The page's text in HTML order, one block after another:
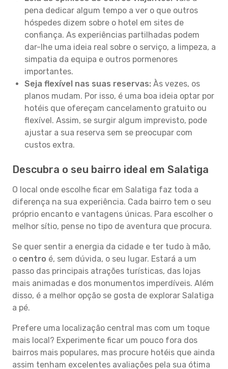
pena dedicar algum tempo a ver o que outros
hóspedes dizem sobre o hotel em sites de
confiança. As experiências partilhadas podem
dar-lhe uma ideia real sobre o serviço, a limpeza, a
simpatia da equipa e outros pormenores
importantes.
Seja flexível nas suas reservas: Às vezes, os
planos mudam. Por isso, é uma boa ideia optar por
hotéis que ofereçam cancelamento gratuito ou
flexível. Assim, se surgir algum imprevisto, pode
ajustar a sua reserva sem se preocupar com
custos extra.
Descubra o seu bairro ideal em Salatiga
O local onde escolhe ficar em Salatiga faz toda a
diferença na sua experiência. Cada bairro tem o seu
próprio encanto e vantagens únicas. Para escolher o
melhor sítio, pense no tipo de aventura que procura.
Se quer sentir a energia da cidade e ter tudo à mão,
o centro é, sem dúvida, o seu lugar. Estará a um
passo das principais atrações turísticas, das lojas
mais animadas e dos monumentos imperdíveis. Além
disso, é a melhor opção se gosta de explorar Salatiga
a pé.
Prefere uma localização central mas com um toque
mais local? Experimente ficar um pouco fora dos
bairros mais populares, mas procure hotéis que ainda
assim tenham excelentes avaliações pela sua ótima